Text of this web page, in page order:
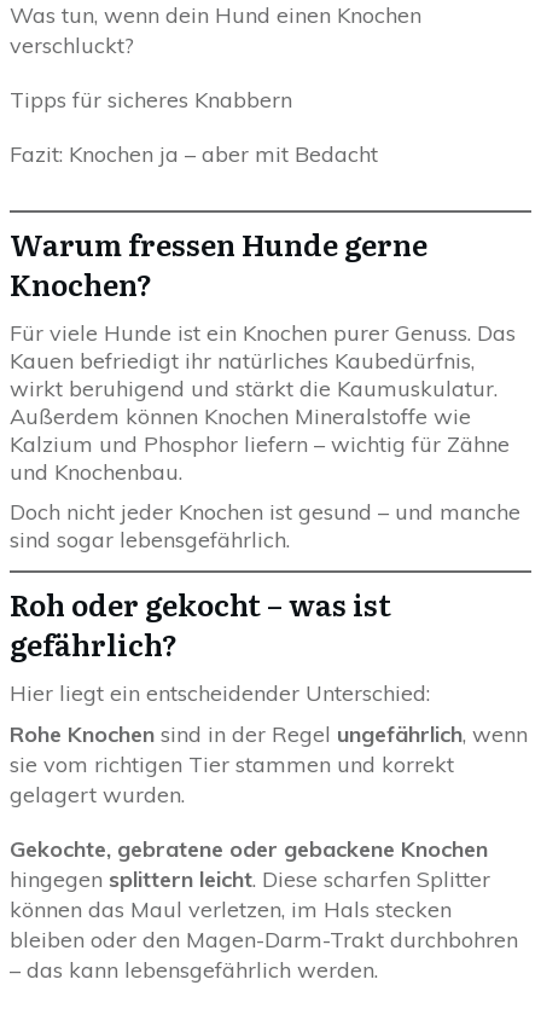
Was tun, wenn dein Hund einen Knochen
verschluckt?
Tipps für sicheres Knabbern
Fazit: Knochen ja – aber mit Bedacht
Warum fressen Hunde gerne
Knochen?
Für viele Hunde ist ein Knochen purer Genuss. Das
Kauen befriedigt ihr natürliches Kaubedürfnis,
wirkt beruhigend und stärkt die Kaumuskulatur.
Außerdem können Knochen Mineralstoffe wie
Kalzium und Phosphor liefern – wichtig für Zähne
und Knochenbau.
Doch nicht jeder Knochen ist gesund – und manche
sind sogar lebensgefährlich.
Roh oder gekocht – was ist
gefährlich?
Hier liegt ein entscheidender Unterschied:
Rohe Knochen sind in der Regel ungefährlich, wenn
sie vom richtigen Tier stammen und korrekt
gelagert wurden.
Gekochte, gebratene oder gebackene Knochen
hingegen splittern leicht. Diese scharfen Splitter
können das Maul verletzen, im Hals stecken
bleiben oder den Magen-Darm-Trakt durchbohren
– das kann lebensgefährlich werden.